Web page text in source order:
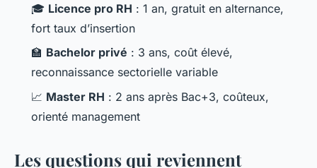
🎓 Licence pro RH : 1 an, gratuit en alternance,
fort taux d’insertion
🏫 Bachelor privé : 3 ans, coût élevé,
reconnaissance sectorielle variable
📈 Master RH : 2 ans après Bac+3, coûteux,
orienté management
Les questions qui reviennent